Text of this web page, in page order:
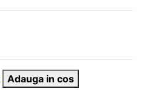
Adauga in cos